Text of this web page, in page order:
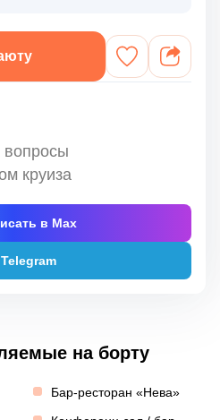
вопросы
круиза
в Max
Telegram
на борту
Бар-ресторан «Нева»